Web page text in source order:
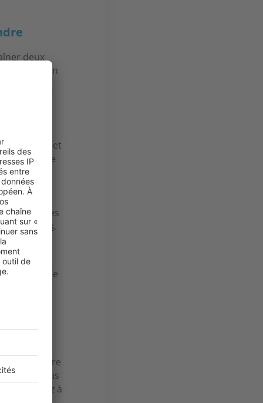
deux
à un
et permet
en attente
de la
la
relais et ses
prêt relais.
une seule
prêt, ce
votre
Vous
vendez à